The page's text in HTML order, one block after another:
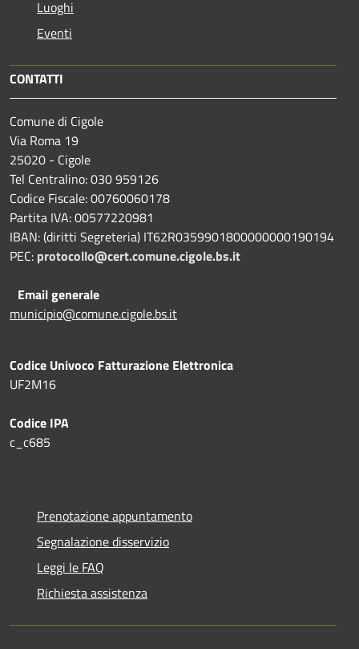
Luoghi
Eventi
CONTATTI
Comune di Cigole
Via Roma 19
25020 - Cigole
Tel Centralino: 030 959126
Codice Fiscale: 00760060178
Partita IVA: 00577220981
IBAN: (diritti Segreteria) IT62R0359901800000000190194
PEC: protocollo@cert.comune.cigole.bs.it
Email generale
municipio@comune.cigole.bs.it
Codice Univoco Fatturazione Elettronica
UF2M16
Codice IPA
c_c685
Prenotazione appuntamento
Segnalazione disservizio
Leggi le FAQ
Richiesta assistenza